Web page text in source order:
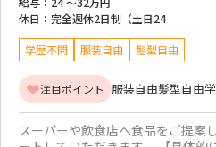
休日： 完全週休2日制（土日24
学歴不問 服装自由 髪型自由
注目ポイント 服装自由髪型自由
スーパーや飲食店へ食品をご提案